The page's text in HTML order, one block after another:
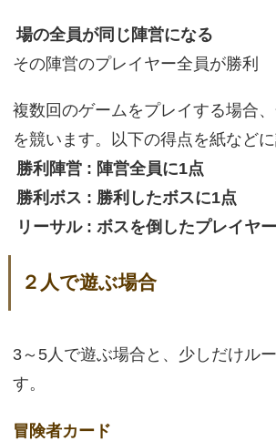
場の全員が同じ陣営になる
その陣営のプレイヤー全員が勝利
複数回のゲームをプレイする場合
を競います。以下の得点を紙などに
勝利陣営 : 陣営全員に1点
勝利ボス : 勝利したボスに1点
リーサル : ボスを倒したプレイヤ
２人で遊ぶ場合
3～5人で遊ぶ場合と、少しだけル
す。
冒険者カード